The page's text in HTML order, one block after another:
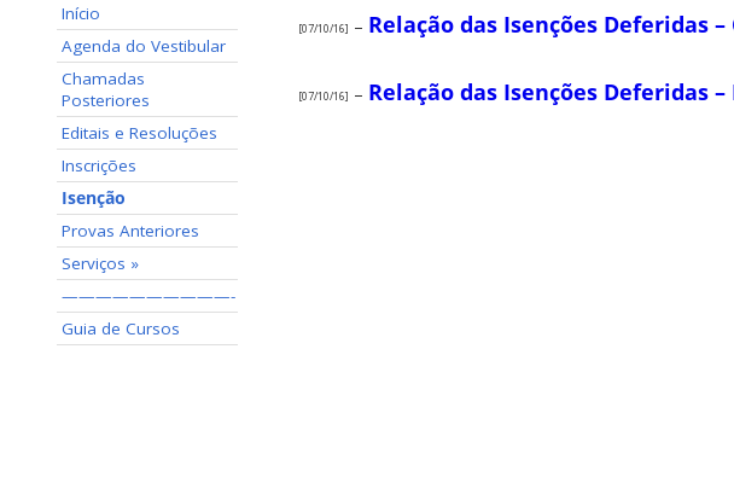
Início
Agenda do Vestibular
Chamadas
Posteriores
Editais e Resoluções
Inscrições
Isenção
Provas Anteriores
Serviços »
——————————-
Guia de Cursos
[07/10/16] – Relação das Isenções Deferidas –
[07/10/16] – Relação das Isenções Deferidas –